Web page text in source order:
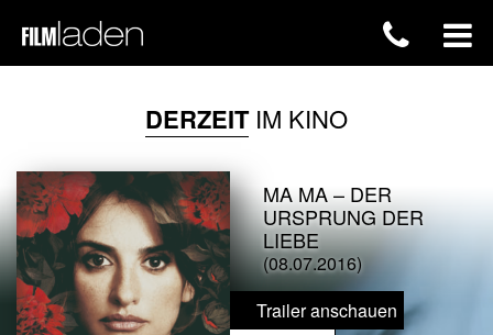
DERZEITIM KINO
MA MA – DER
URSPRUNG DER
LIEBE
(08.07.2016)
Trailer anschauen